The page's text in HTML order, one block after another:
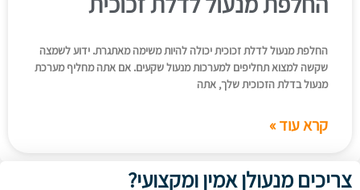
החלפת מנעול לדלת זכוכית יכולה להיות משימה מאתגרת. ידוע לשמצה
שקשה למצוא תחליפים למערכות מנעול שקעים. אם אתה מחליף מערכת
מנעול בדלת הזכוכית שלך, אתה
קרא עוד »
צריכים מנעולן אמין ומקצועי?